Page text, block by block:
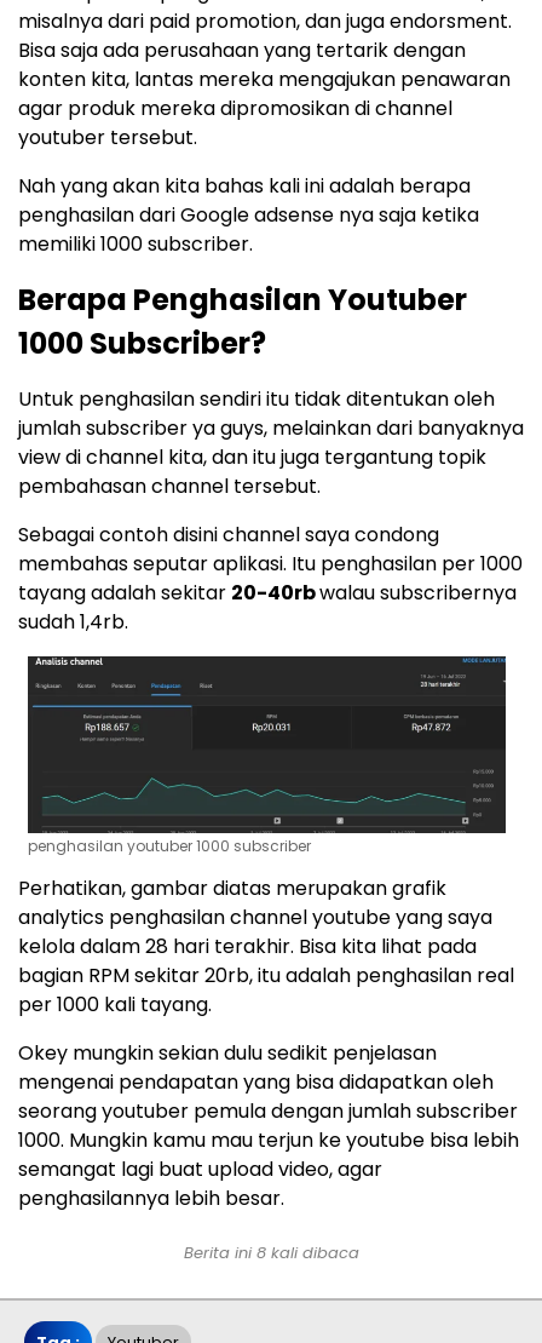
misalnya dari paid promotion, dan juga endorsment.
Bisa saja ada perusahaan yang tertarik dengan
konten kita, lantas mereka mengajukan penawaran
agar produk mereka dipromosikan di channel
youtuber tersebut.
Nah yang akan kita bahas kali ini adalah berapa
penghasilan dari Google adsense nya saja ketika
memiliki 1000 subscriber.
Berapa Penghasilan Youtuber
1000 Subscriber?
Untuk penghasilan sendiri itu tidak ditentukan oleh
jumlah subscriber ya guys, melainkan dari banyaknya
view di channel kita, dan itu juga tergantung topik
pembahasan channel tersebut.
Sebagai contoh disini channel saya condong
membahas seputar aplikasi. Itu penghasilan per 1000
tayang adalah sekitar 20-40rbwalau subscribernya
sudah 1,4rb.
penghasilan youtuber 1000 subscriber
Perhatikan, gambar diatas merupakan grafik
analytics penghasilan channel youtube yang saya
kelola dalam 28 hari terakhir. Bisa kita lihat pada
bagian RPM sekitar 20rb, itu adalah penghasilan real
per 1000 kali tayang.
Okey mungkin sekian dulu sedikit penjelasan
mengenai pendapatan yang bisa didapatkan oleh
seorang youtuber pemula dengan jumlah subscriber
1000. Mungkin kamu mau terjun ke youtube bisa lebih
semangat lagi buat upload video, agar
penghasilannya lebih besar.
Berita ini 8 kali dibaca